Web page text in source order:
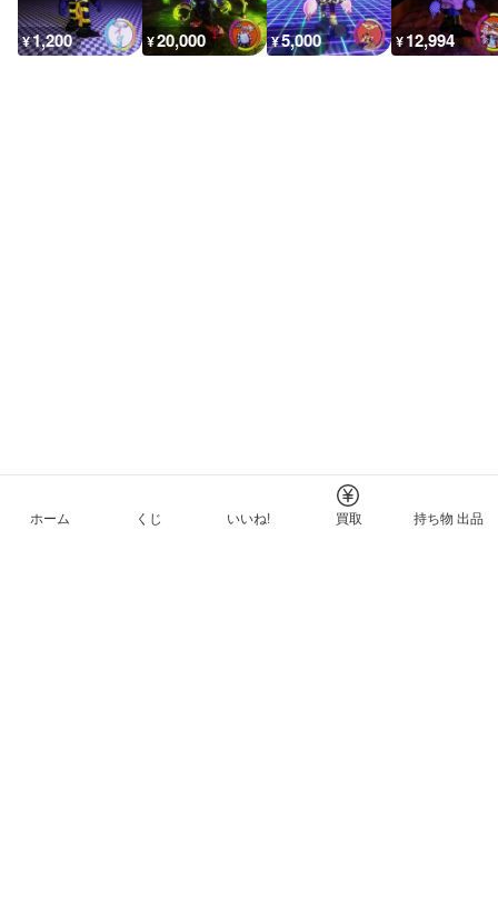
¥1,200 ¥20,000 ¥5,000 ¥12,994
ホーム くじ いいね! 買取 持ち物 出品